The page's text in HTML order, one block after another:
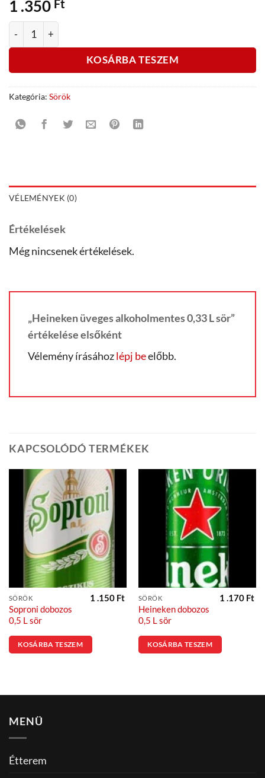
1 .350 Ft
Heineken üveges alkoholmentes 0,33 L sör mennyiség
KOSÁRBA TESZEM
Kategória: Sörök
VÉLEMÉNYEK (0)
Értékelések
Még nincsenek értékelések.
„Heineken üveges alkoholmentes 0,33 L sör”
értékelése elsőként
Vélemény írásáhozlépj beelőbb.
KAPCSOLÓDÓ TERMÉKEK
SÖRÖK
Soproni dobozos
0,5 L sör
1 .150 Ft
KOSÁRBA TESZEM
SÖRÖK
Heineken dobozos
0,5 L sör
1 .170 Ft
KOSÁRBA TESZEM
MENÜ
Étterem